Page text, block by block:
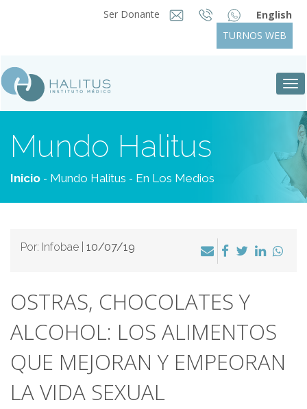
Ser Donante
English
TURNOS WEB
Mundo Halitus
Inicio - Mundo Halitus - En Los Medios
Por: Infobae | 10/07/19
OSTRAS, CHOCOLATES Y
ALCOHOL: LOS ALIMENTOS
QUE MEJORAN Y EMPEORAN
LA VIDA SEXUAL